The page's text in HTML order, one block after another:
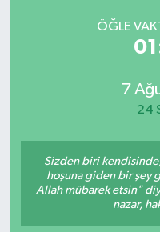
ÖĞLE
7
24
Sizden biri
hoşuna giden bir şey
Allah mübarek etsin"
nazar,